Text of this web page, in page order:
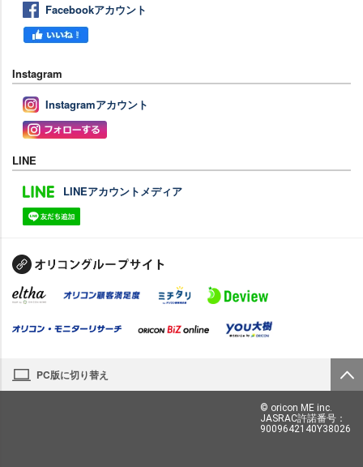
Facebookアカウント
Instagram
Instagramアカウント
LINE
LINEアカウントメディア
PC版に切り替え
© oricon ME inc.
JASRAC許諾番号：
9009642140Y38026